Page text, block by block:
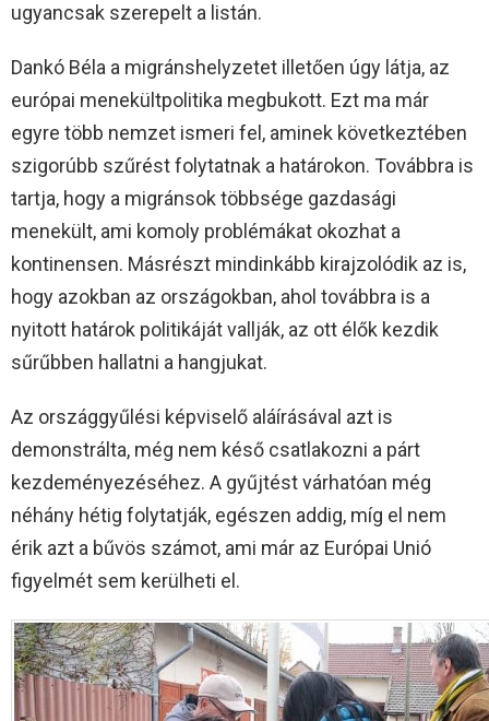
ugyancsak szerepelt a listán.
Dankó Béla a migránshelyzetet illetően úgy látja, az
európai menekültpolitika megbukott. Ezt ma már
egyre több nemzet ismeri fel, aminek következtében
szigorúbb szűrést folytatnak a határokon. Továbbra is
tartja, hogy a migránsok többsége gazdasági
menekült, ami komoly problémákat okozhat a
kontinensen. Másrészt mindinkább kirajzolódik az is,
hogy azokban az országokban, ahol továbbra is a
nyitott határok politikáját vallják, az ott élők kezdik
sűrűbben hallatni a hangjukat.
Az országgyűlési képviselő aláírásával azt is
demonstrálta, még nem késő csatlakozni a párt
kezdeményezéséhez. A gyűjtést várhatóan még
néhány hétig folytatják, egészen addig, míg el nem
érik azt a bűvös számot, ami már az Európai Unió
figyelmét sem kerülheti el.